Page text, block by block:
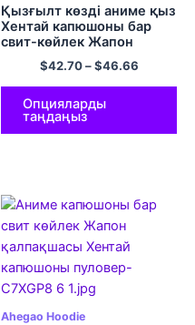
Қызғылт көзді аниме қыз
Хентай капюшоны бар
свит-көйлек Жапон
қалпақшасы Полиэстер
пуловер капюди
$42.70–$46.66
Опцияларды
таңдаңыз
Ahegao Hoodie